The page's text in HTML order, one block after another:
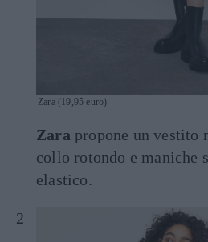
Zara (19,95 euro)
Zara propone un vestito
collo rotondo e maniche
elastico.